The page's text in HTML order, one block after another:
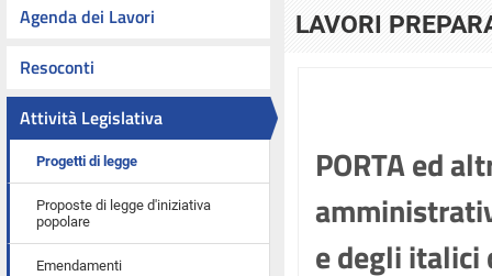
Agenda dei Lavori
Resoconti
Attività Legislativa
Progetti di legge
Proposte di legge d'iniziativa
popolare
Emendamenti
LAVORI
PORTA ed
e degli italici